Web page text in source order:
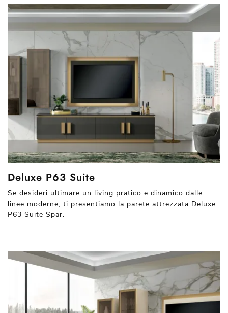
Deluxe P63 Suite
Se desideri ultimare un living pratico e dinamico dalle
linee moderne, ti presentiamo la parete attrezzata Deluxe
P63 Suite Spar.